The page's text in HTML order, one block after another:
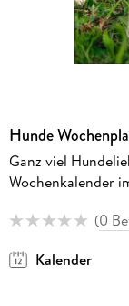
Hunde
Ganz viel
Wochenkalender
(0
Kalender